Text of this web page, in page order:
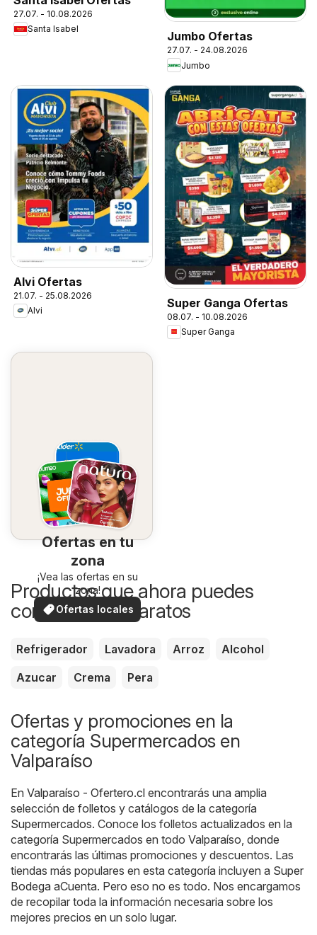
27.07. - 10.08.2026
Santa Isabel
Jumbo Ofertas
27.07. - 24.08.2026
Jumbo
Alvi Ofertas
21.07. - 25.08.2026
Alvi
Super Ganga Ofertas
08.07. - 10.08.2026
Super Ganga
Ofertas en tu
zona
¡Vea las ofertas en su
zona!
Ofertas locales
Productos que ahora puedes
comprar más baratos
Refrigerador Lavadora Arroz
Alcohol
Azucar
Crema Pera
Ofertas y promociones en la
categoría Supermercados en
Valparaíso
En Valparaíso - Ofertero.cl encontrarás una amplia
selección de folletos y catálogos de la categoría
Supermercados. Conoce los folletos actualizados en la
categoría Supermercados en todo Valparaíso, donde
encontrarás las últimas promociones y descuentos. Las
tiendas más populares en esta categoría incluyen a Super
Bodega aCuenta. Pero eso no es todo. Nos encargamos
de recopilar toda la información necesaria sobre los
mejores precios en un solo lugar.